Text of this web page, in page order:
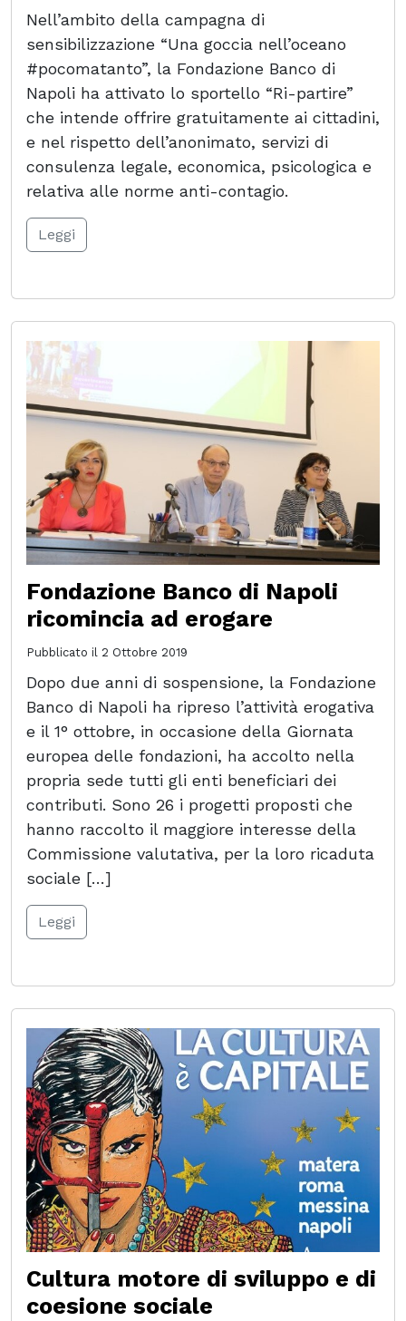
Nell’ambito della campagna di
sensibilizzazione “Una goccia nell’oceano
#pocomatanto”, la Fondazione Banco di
Napoli ha attivato lo sportello “Ri-partire”
che intende offrire gratuitamente ai cittadini,
e nel rispetto dell’anonimato, servizi di
consulenza legale, economica, psicologica e
relativa alle norme anti-contagio.
Leggi
Fondazione Banco di Napoli
ricomincia ad erogare
Pubblicato il 2 Ottobre 2019
Dopo due anni di sospensione, la Fondazione
Banco di Napoli ha ripreso l’attività erogativa
e il 1° ottobre, in occasione della Giornata
europea delle fondazioni, ha accolto nella
propria sede tutti gli enti beneficiari dei
contributi. Sono 26 i progetti proposti che
hanno raccolto il maggiore interesse della
Commissione valutativa, per la loro ricaduta
sociale […]
Leggi
Cultura motore di sviluppo e di
coesione sociale